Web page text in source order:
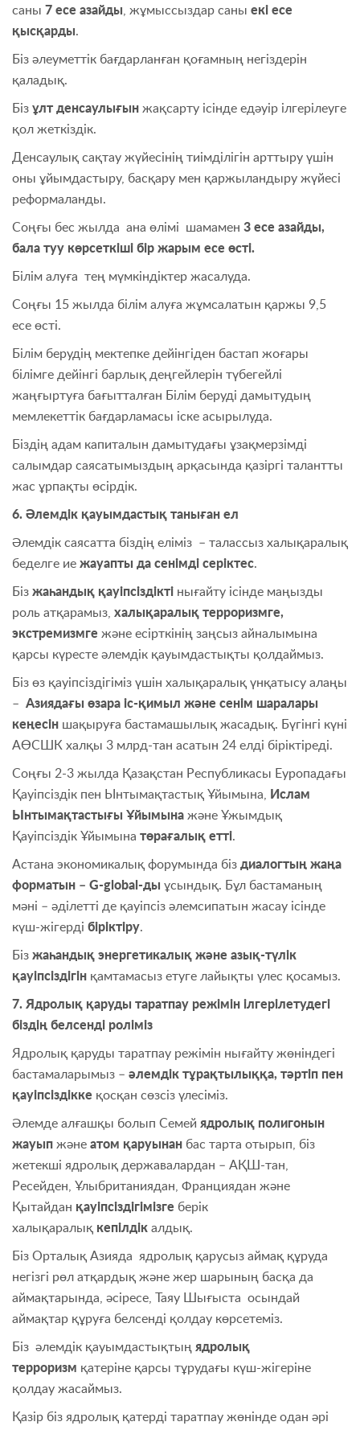
саны 7 есе азайды , жұмыссыздар саны екі есе
қысқарды.
Біз әлеуметтік бағдарланған қоғамның негіздерін
қаладық.
Біз ұлт денсаулығын жақсарту ісінде едәуір ілгерілеуге
қол жеткіздік.
Денсаулық сақтау жүйесінің тиімділігін арттыру үшін
оны ұйымдастыру, басқару мен қаржыландыру жүйесі
реформаланды.
Соңғы бес жылда ана өлімі шамамен 3 есе азайды,
бала туу көрсеткіші бір жарым есе өсті.
Білім алуға тең мүмкіндіктер жасалуда.
Соңғы 15 жылда білім алуға жұмсалатын қаржы 9,5
есе өсті.
Білім берудің мектепке дейінгіден бастап жоғары
білімге дейінгі барлық деңгейлерін түбегейлі
жаңғыртуға бағытталған Білім беруді дамытудың
мемлекеттік бағдарламасы іске асырылуда.
Біздің адам капиталын дамытудағы ұзақмерзімді
салымдар саясатымыздың арқасында қазіргі талантты
жас ұрпақты өсірдік.
6. Әлемдік қауымдастық таныған ел
Әлемдік саясатта біздің еліміз – талассыз халықаралық
беделге ие жауапты да сенімді серіктес.
Біз жаһандық қауіпсіздікті нығайту ісінде маңызды
роль атқарамыз, халықаралық терроризмге,
экстремизмге және есірткінің заңсыз айналымына
қарсы күресте әлемдік қауымдастықты қолдаймыз.
Біз өз қауіпсіздігіміз үшін халықаралық үнқатысу алаңы
– Азиядағы өзара іс-қимыл және сенім шаралары
кеңесін шақыруға бастамашылық жасадық. Бүгінгі күні
АӨСШК халқы 3 млрд-тан асатын 24 елді біріктіреді.
Соңғы 2-3 жылда Қазақстан Республикасы Еуропадағы
Қауіпсіздік пен Ынтымақтастық Ұйымына,
Ислам
Ынтымақтастығы Ұйымына және Ұжымдық
Қауіпсіздік Ұйымына төрағалық етті.
Астана экономикалық форумында біз диалогтың жаңа
форматын – G-global-ды ұсындық. Бұл бастаманың
мәні – әділетті де қауіпсіз әлемсипатын жасау ісінде
күш-жігерді біріктіру.
Біз жаһандық энергетикалық және азық-түлік
қауіпсіздігін қамтамасыз етуге лайықты үлес қосамыз.
7. Ядролық қаруды таратпау режімін ілгерілетудегі
біздің белсенді роліміз
Ядролық қаруды таратпау режімін нығайту жөніндегі
бастамаларымыз – әлемдік тұрақтылыққа, тәртіп пен
қауіпсіздікке қосқан сөзсіз үлесіміз.
Әлемде алғашқы болып Семей ядролық полигонын
жауып және атом қаруынан бас тарта отырып, біз
жетекші ядролық державалардан – АҚШ-тан,
Ресейден, Ұлыбританиядан, Франциядан және
Қытайдан қауіпсіздігімізге берік
халықаралық кепілдік алдық.
Біз Орталық Азияда ядролық қарусыз аймақ құруда
негізгі рөл атқардық және жер шарының басқа да
аймақтарында, әсіресе, Таяу Шығыста осындай
аймақтар құруға белсенді қолдау көрсетеміз.
Біз әлемдік қауымдастықтың ядролық
терроризм қатеріне қарсы тұрудағы күш-жігеріне
қолдау жасаймыз.
Қазір біз ядролық қатерді таратпау жөнінде одан әрі